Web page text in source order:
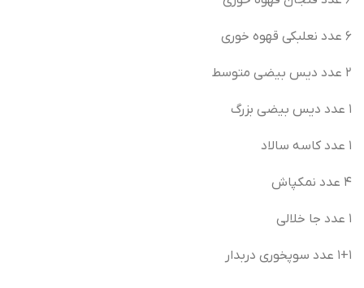
۶ عدد نعلبکی قهوه خوری
۲ عدد دیس بیضی متوسط
۱ عدد دیس بیضی بزرگ
۱ عدد کاسه سالاد
۴ عدد نمکپاش
۱ عدد جا خلالی
۱+۱ عدد سوپخوری دربدار